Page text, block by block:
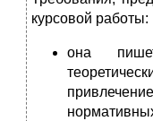
курсовой работы:
она